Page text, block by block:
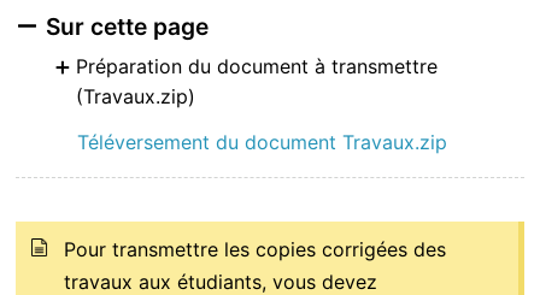
Sur cette page
Préparation du document à transmettre
(Travaux.zip)
Téléversement du document Travaux.zip
Pour transmettre les copies corrigées des
travaux aux étudiants, vous devez